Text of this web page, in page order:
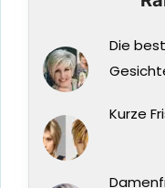
Die
Kurze